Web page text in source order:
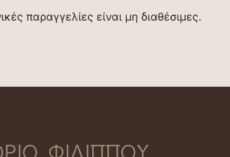
παραγγελίες είναι μη διαθέσιμες.